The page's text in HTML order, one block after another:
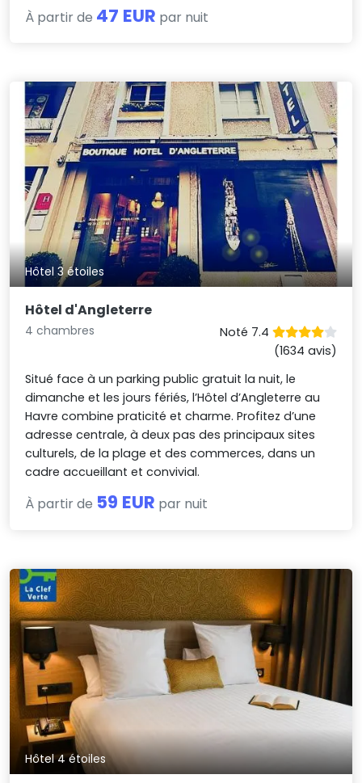
À partir de 47 EUR par nuit
Hôtel 3 étoiles
Hôtel d'Angleterre
4 chambres
Noté 7.4
(1634 avis)
Situé face à un parking public gratuit la nuit, le
dimanche et les jours fériés, l’Hôtel d’Angleterre au
Havre combine praticité et charme. Profitez d’une
adresse centrale, à deux pas des principaux sites
culturels, de la plage et des commerces, dans un
cadre accueillant et convivial.
À partir de 59 EUR par nuit
Hôtel 4 étoiles